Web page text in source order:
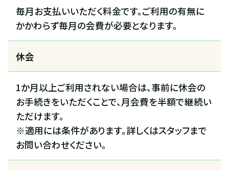
毎月お支払いいただく料金です。ご利用の有無に
かかわらず毎月の会費が必要となります。
休会
1か月以上ご利用されない場合は、事前に休会の
お手続きをいただくことで、月会費を半額で継続い
ただけます。
※適用には条件があります。詳しくはスタッフまで
お問い合わせください。